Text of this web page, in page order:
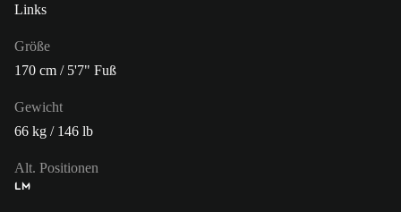
Links
Größe
170 cm / 5'7" Fuß
Gewicht
66 kg / 146 lb
Alt. Positionen
LM